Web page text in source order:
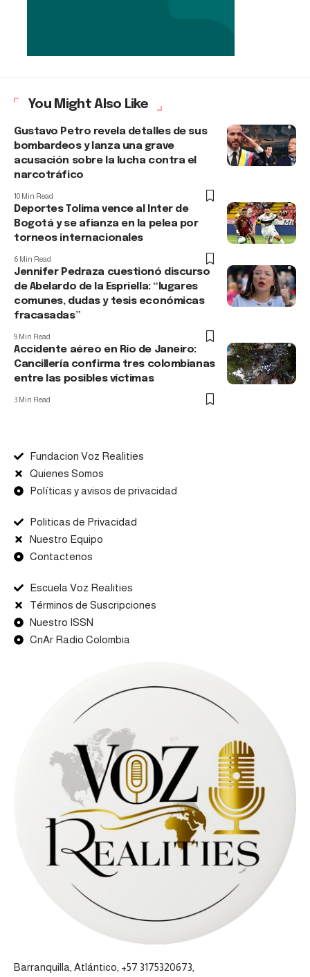
You Might Also Like
Gustavo Petro revela detalles de sus
bombardeos y lanza una grave
acusación sobre la lucha contra el
narcotráfico
10 Min Read
Deportes Tolima vence al Inter de
Bogotá y se afianza en la pelea por
torneos internacionales
6 Min Read
Jennifer Pedraza cuestionó discurso
de Abelardo de la Espriella: “lugares
comunes, dudas y tesis económicas
fracasadas”
9 Min Read
Accidente aéreo en Río de Janeiro:
Cancillería confirma tres colombianas
entre las posibles víctimas
3 Min Read
Fundacion Voz Realities
Quienes Somos
Políticas y avisos de privacidad
Politicas de Privacidad
Nuestro Equipo
Contactenos
Escuela Voz Realities
Términos de Suscripciones
Nuestro ISSN
CnAr Radio Colombia
Barranquilla, Atlántico, +57 3175320673,